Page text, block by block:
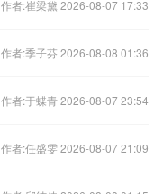
作者:崔梁黛 2026-08-07 17:33
作者:季子芬 2026-08-08 01:36
作者:于蝶青 2026-08-07 23:54
作者:任盛雯 2026-08-07 21:09